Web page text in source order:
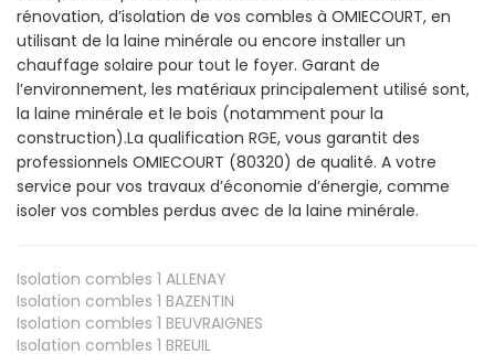
rénovation, d’isolation de vos combles à OMIECOURT, en
utilisant de la laine minérale ou encore installer un
chauffage solaire pour tout le foyer. Garant de
l’environnement, les matériaux principalement utilisé sont,
la laine minérale et le bois (notamment pour la
construction).La qualification RGE, vous garantit des
professionnels OMIECOURT (80320) de qualité. A votre
service pour vos travaux d’économie d’énergie, comme
isoler vos combles perdus avec de la laine minérale.
Isolation combles 1 ALLENAY
Isolation combles 1 BAZENTIN
Isolation combles 1 BEUVRAIGNES
Isolation combles 1 BREUIL